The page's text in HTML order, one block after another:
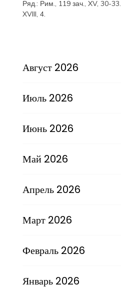
Ряд.: Рим., 119 зач., XV, 30-33.
XVIII, 4.
Август 2026
Июль 2026
Июнь 2026
Май 2026
Апрель 2026
Март 2026
Февраль 2026
Январь 2026